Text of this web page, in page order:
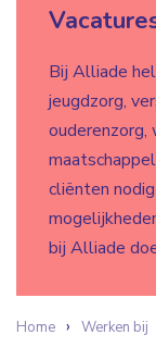
Bij Alliade
jeugdzorg,
ouderenzorg,
cliënten
bij Alliade
Home Werken bij